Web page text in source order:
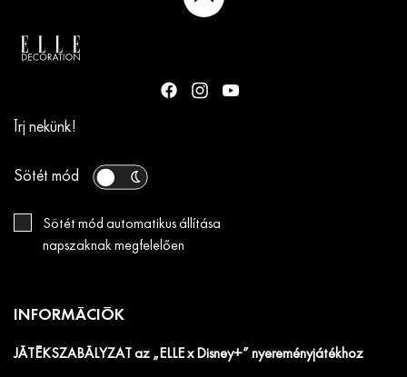
Írj nekünk!
Sötét mód
Sötét mód automatikus állítása
napszaknak megfelelően
INFORMÁCIÓK
JÁTÉKSZABÁLYZAT az „ELLE x Disney+” nyereményjátékhoz